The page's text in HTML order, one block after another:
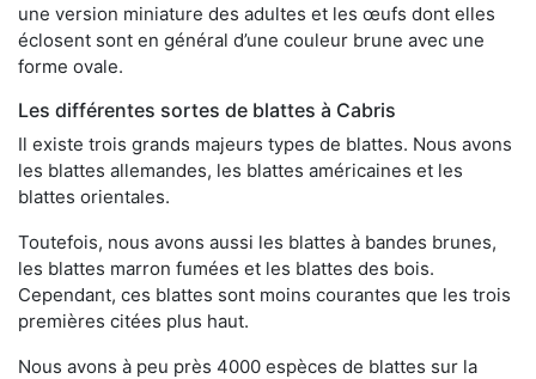
une version miniature des adultes et les œufs dont elles
éclosent sont en général d’une couleur brune avec une
forme ovale.
Les différentes sortes de blattes à Cabris
Il existe trois grands majeurs types de blattes. Nous avons
les blattes allemandes, les blattes américaines et les
blattes orientales.
Toutefois, nous avons aussi les blattes à bandes brunes,
les blattes marron fumées et les blattes des bois.
Cependant, ces blattes sont moins courantes que les trois
premières citées plus haut.
Nous avons à peu près 4000 espèces de blattes sur la